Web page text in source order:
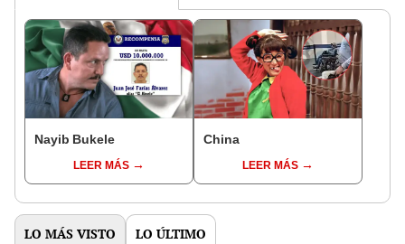
Nayib Bukele
LEER MÁS
China
LEER MÁS
LO MÁS VISTO LO ÚLTIMO